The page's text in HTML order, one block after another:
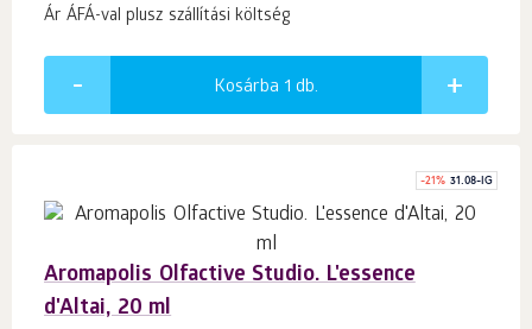
Ár ÁFÁ-val plusz szállítási költség
Kosárba 1 db.
-21% 31.08-IG
Aromapolis Olfactive Studio. L'essence
d'Altai, 20 ml